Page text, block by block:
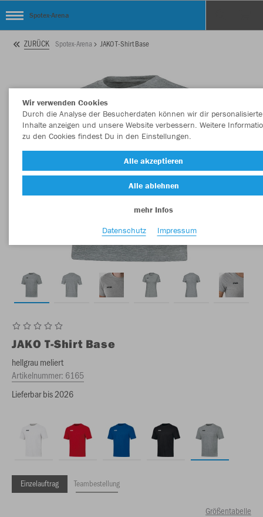
Spotex-Arena
ZURÜCK Spotex-Arena JAKO T-Shirt Base
JAKO T-Shirt Base
hellgrau meliert
Artikelnummer: 6165
Lieferbar bis 2026
Einzelauftrag Teambestellung
Größentabelle
Wir verwenden Cookies
Durch die Analyse der Besucherdaten können wir dir personalisierte
Inhalte anzeigen und unsere Website verbessern. Weitere
zu den Cookies findest Du in den Einstellungen.
Alle akzeptieren
Alle ablehnen
mehr Infos
Datenschutz
Impressum